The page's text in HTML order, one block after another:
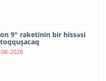
9" raketinin bir hissəsi
2026